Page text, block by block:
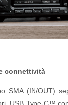
connettività
SMA (IN/OUT)
USB Type-C™